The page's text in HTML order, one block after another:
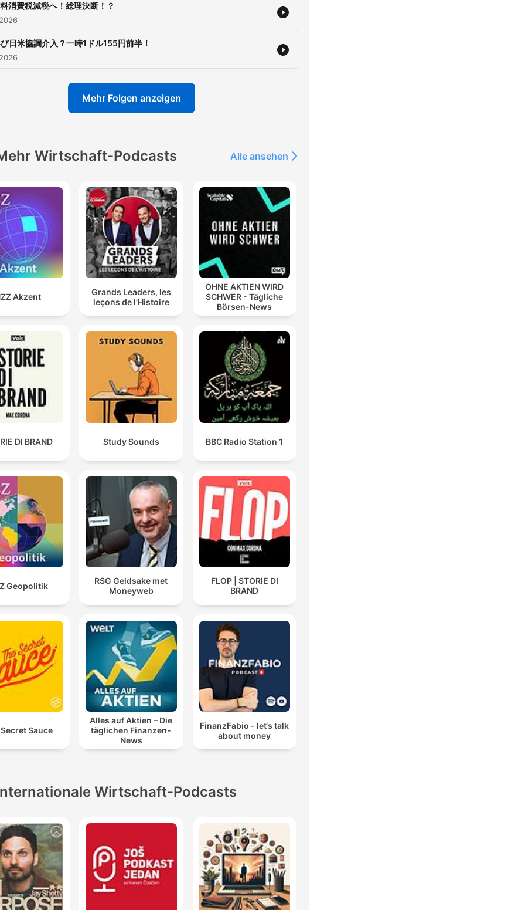
消費税減税へ！総理決断！？
日米協調介入？一時1ドル155円前半！
Mehr Folgen anzeigen
Wirtschaft-Podcasts Alle ansehen
Akzent
Grands Leaders, les
leçons de l'Histoire
OHNE AKTIEN WIRD
SCHWER - Tägliche
Börsen-News
DI BRAND Study Sounds BBC Radio Station 1
Geopolitik
RSG Geldsake met
Moneyweb
FLOP | STORIE DI
BRAND
Sauce
Alles auf Aktien – Die
täglichen Finanzen-
News
FinanzFabio - let‘s talk
about money
Wirtschaft-Podcasts